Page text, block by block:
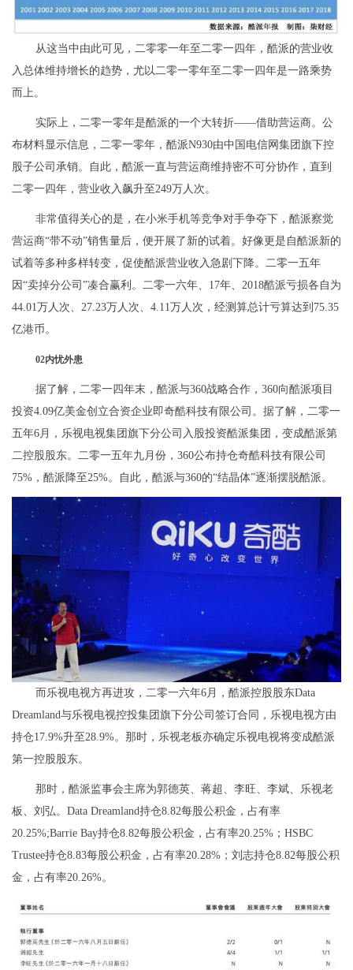
从这当中由此可见，二零零一年至二零一四年，酷派的营业收
入总体维持增长的趋势，尤以二零一零年至二零一四年是一路乘势
而上。
实际上，二零一零年是酷派的一个大转折——借助营运商。公
布材料显示信息，二零一零年，酷派N930由中国电信网集团旗下控
股子公司承销。自此，酷派一直与营运商维持密不可分协作，直到
二零一四年，营业收入飙升至249万人次。
非常值得关心的是，在小米手机等竞争对手争夺下，酷派察觉
营运商“带不动”销售量后，便开展了新的试着。好像更是自酷派新的
试着等多种多样转变，促使酷派营业收入急剧下降。二零一五年
因“卖掉分公司”凑合赢利。二零一六年、17年、2018酷派亏损各自为
44.01万人次、27.23万人次、4.11万人次，经测算总计亏算达到75.35
亿港币。
02内忧外患
据了解，二零一四年末，酷派与360战略合作，360向酷派项目
投资4.09亿美金创立合资企业即奇酷科技有限公司。据了解，二零一
五年6月，乐视电视集团旗下分公司入股投资酷派集团，变成酷派第
二控股股东。二零一五年九月份，360公布持仓奇酷科技有限公司
75%，酷派降至25%。自此，酷派与360的“结晶体”逐渐摆脱酷派。
而乐视电视方再进攻，二零一六年6月，酷派控股股东Data
Dreamland与乐视电视控投集团旗下分公司签订合同，乐视电视方由
持仓17.9%升至28.9%。那时，乐视老板亦确定乐视电视将变成酷派
第一控股股东。
那时，酷派监事会主席为郭德英、蒋超、李旺、李斌、乐视老
板、刘弘。Data Dreamland持仓8.82每股公积金，占有率
20.25%;Barrie Bay持仓8.82每股公积金，占有率20.25%；HSBC
Trustee持仓8.83每股公积金，占有率20.28%；刘志持仓8.82每股公积
金，占有率20.26%。